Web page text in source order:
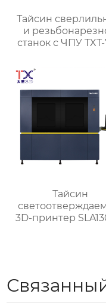
Тайсин
и
станок с ЧПУ
Тайсин
3D-принтер